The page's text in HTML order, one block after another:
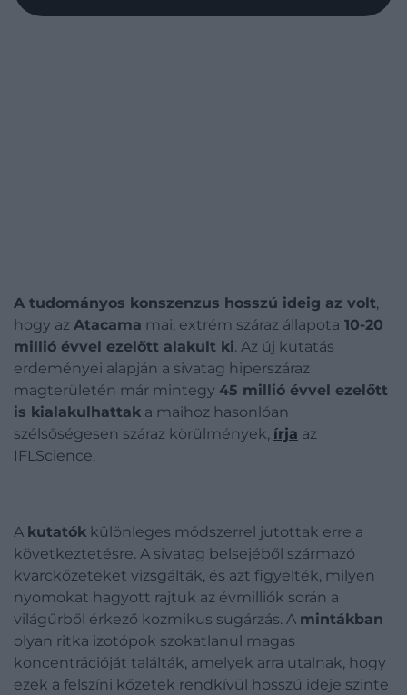
A tudományos konszenzus hosszú ideig az volt,
hogy az Atacama mai, extrém száraz állapota 10-20
millió évvel ezelőtt alakult ki. Az új kutatás
erdeményei alapján a sivatag hiperszáraz
magterületén már mintegy 45 millió évvel ezelőtt
is kialakulhattak a maihoz hasonlóan
szélsőségesen száraz körülmények, írja az
IFLScience.
A kutatók különleges módszerrel jutottak erre a
következtetésre. A sivatag belsejéből származó
kvarckőzeteket vizsgálták, és azt figyelték, milyen
nyomokat hagyott rajtuk az évmilliók során a
világűrből érkező kozmikus sugárzás. A mintákban
olyan ritka izotópok szokatlanul magas
koncentrációját találták, amelyek arra utalnak, hogy
ezek a felszíni kőzetek rendkívül hosszú ideje szinte